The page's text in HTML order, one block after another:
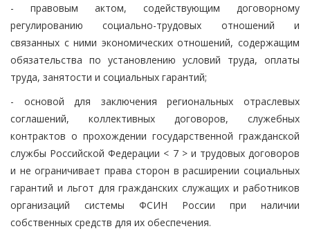
- правовым актом, содействующим договорному
регулированию социально-трудовых отношений и
связанных с ними экономических отношений, содержащим
обязательства по установлению условий труда, оплаты
труда, занятости и социальных гарантий;
- основой для заключения региональных отраслевых
соглашений, коллективных договоров, служебных
контрактов о прохождении государственной гражданской
службы Российской Федерации < 7 > и трудовых договоров
и не ограничивает права сторон в расширении социальных
гарантий и льгот для гражданских служащих и работников
организаций системы ФСИН России при наличии
собственных средств для их обеспечения.